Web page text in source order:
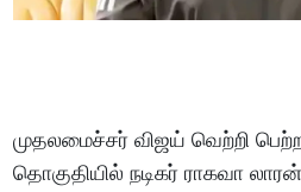
முதலமைச்சர் விஜய் வெற்றி பெற்ற
தொகுதியில் நடிகர் ராகவா